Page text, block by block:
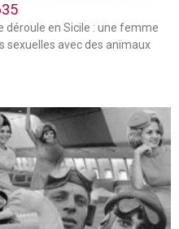
déroule en Sicile : une femme
sexuelles avec des animaux